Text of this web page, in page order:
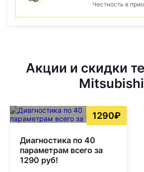
Честность в
Акции и скидки
Mitsubishi
1290₽
Диагностика по 40
параметрам всего за
1290 руб!